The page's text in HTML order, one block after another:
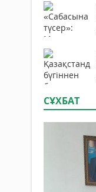
СҰХБАТ